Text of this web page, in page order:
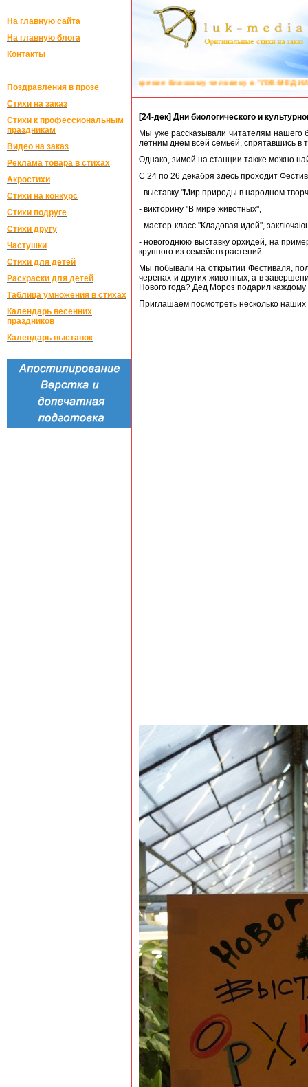
На главную сайта
На главную блога
Контакты
Поздравления в прозе
Стихи на заказ
Стихи к профессиональным
праздникам
Видео на заказ
Реклама товара в стихах
Акростихи
Стихи на конкурс
Стихи подруге
Стихи другу
Частушки
Стихи для детей
Раскраски для детей
Таблица умножения в стихах
Календарь весенних
праздников
Календарь выставок
близкому человеку в "ЛУК-МЕДИА":Поздравления на
[24-дек] Дни биологического и
Мы уже рассказывали читателям нашего
летним днем всей семьей, спрятавшись в
Однако, зимой на станции также можно
С 24 по 26 декабря здесь проходит
- выставку "Мир природы в народном
- викторину "В мире животных",
- мастер-класс "Кладовая идей",
- новогоднюю выставку орхидей, на
крупного из семейств растений.
Мы побывали на открытии Фестиваля,
черепах и других животных, а в
Нового года? Дед Мороз подарил
Приглашаем посмотреть несколько